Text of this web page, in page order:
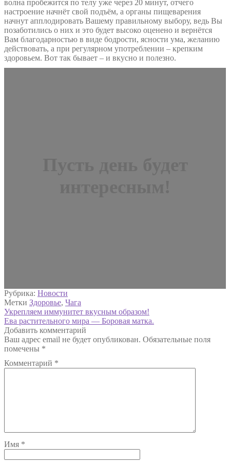
волна пробежится по телу уже через 20 минут, отчего
настроение начнёт свой подъём, а органы пищеварения
начнут апплодировать Вашему правильному выбору, ведь Вы
позаботились о них и это будет высоко оценено и вернётся
Вам благодарностью в виде бодрости, ясности ума, желанию
действовать, а при регулярном употреблении – крепким
здоровьем. Вот так бывает – и вкусно и полезно.
Рубрика: Новости
Метки Здоровье, Чага
Навигация
по
записям
Предыдущая
запись:
Укрепляем иммунитет вкусным образом!
Следующая
запись:
Ева растительного мира — Боровая матка.
Добавить комментарий
Ваш адрес email не будет опубликован. Обязательные поля
помечены *
Комментарий *
Имя *